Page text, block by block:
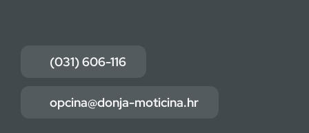
(031) 606-116
opcina@donja-moticina.hr